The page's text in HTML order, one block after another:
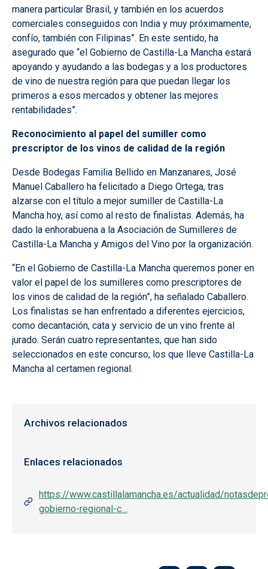
manera particular Brasil, y también en los acuerdos
comerciales conseguidos con India y muy próximamente,
confío, también con Filipinas”. En este sentido, ha
asegurado que “el Gobierno de Castilla-La Mancha estará
apoyando y ayudando a las bodegas y a los productores
de vino de nuestra región para que puedan llegar los
primeros a esos mercados y obtener las mejores
rentabilidades”.
Reconocimiento al papel del sumiller como
prescriptor de los vinos de calidad de la región
Desde Bodegas Familia Bellido en Manzanares, José
Manuel Caballero ha felicitado a Diego Ortega, tras
alzarse con el título a mejor sumiller de Castilla-La
Mancha hoy, así como al resto de finalistas. Además, ha
dado la enhorabuena a la Asociación de Sumilleres de
Castilla-La Mancha y Amigos del Vino por la organización.
“En el Gobierno de Castilla-La Mancha queremos poner en
valor el papel de los sumilleres como prescriptores de
los vinos de calidad de la región”, ha señalado Caballero.
Los finalistas se han enfrentado a diferentes ejercicios,
como decantación, cata y servicio de un vino frente al
jurado. Serán cuatro representantes, que han sido
seleccionados en este concurso, los que lleve Castilla-La
Mancha al certamen regional.
Archivos relacionados
Enlaces relacionados
https://www.castillalamancha.es/actualidad/
gobierno-regional-c…